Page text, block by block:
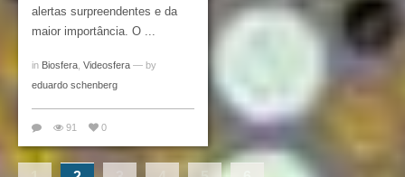
alertas surpreendentes e da
maior importância. O ...
in Biosfera Videosfera — by
eduardo schenberg
91 0